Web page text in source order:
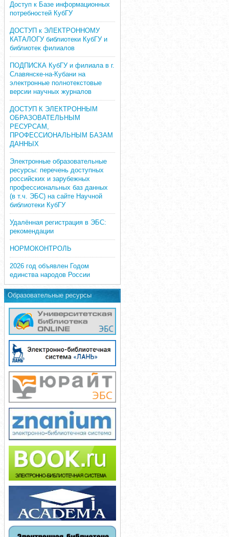
Доступ к Базе информационных
потребностей КубГУ
ДОСТУП к ЭЛЕКТРОННОМУ
КАТАЛОГУ библиотеки КубГУ и
библиотек филиалов
ПОДПИСКА КубГУ и филиала в г.
Славянске-на-Кубани на
электронные полнотекстовые
версии научных журналов
ДОСТУП К ЭЛЕКТРОННЫМ
ОБРАЗОВАТЕЛЬНЫМ
РЕСУРСАМ,
ПРОФЕССИОНАЛЬНЫМ БАЗАМ
ДАННЫХ
Электронные образовательные
ресурсы: перечень доступных
российских и зарубежных
профессиональных баз данных
(в т.ч. ЭБС) на сайте Научной
библиотеки КубГУ
Удалённая регистрация в ЭБС:
рекомендации
НОРМОКОНТРОЛЬ
2026 год объявлен Годом
единства народов России
Образовательные ресурсы